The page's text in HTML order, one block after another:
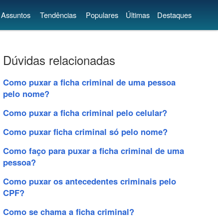
Assuntos Tendências Populares Últimas Destaques
Dúvidas relacionadas
Como puxar a ficha criminal de uma pessoa
pelo nome?
Como puxar a ficha criminal pelo celular?
Como puxar ficha criminal só pelo nome?
Como faço para puxar a ficha criminal de uma
pessoa?
Como puxar os antecedentes criminais pelo
CPF?
Como se chama a ficha criminal?